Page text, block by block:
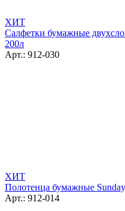
ХИТ
Салфетки бумажные
200л
Арт.: 912-030
ХИТ
Полотенца бумажные
Арт.: 912-014